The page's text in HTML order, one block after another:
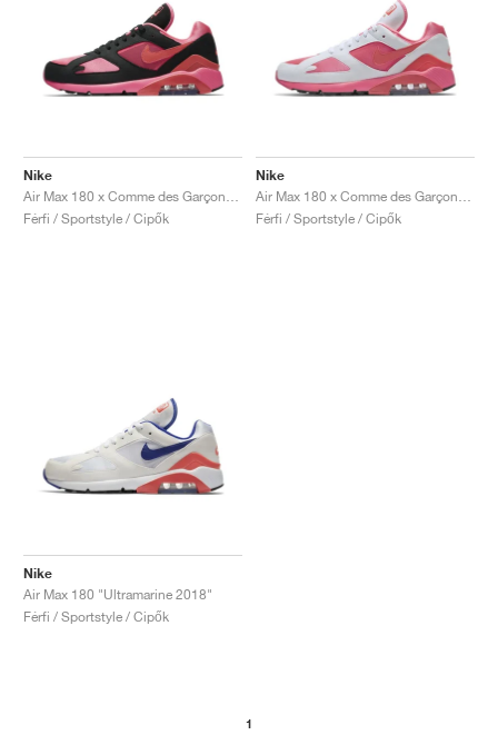
Nike
Férfi / Sportstyle / Cipők
Nike
Férfi / Sportstyle / Cipők
Nike
Air Max 180 "Ultramarine 2018"
Férfi / Sportstyle / Cipők
1